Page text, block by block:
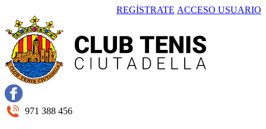
REGÍSTRATE ACCESO USUARIO
971 388 456